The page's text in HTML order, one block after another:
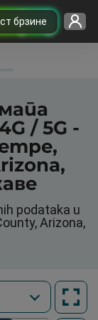
брзине
/ 5G -
podataka u
Arizona,